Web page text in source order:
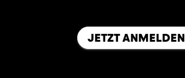
JETZT ANMELDEN